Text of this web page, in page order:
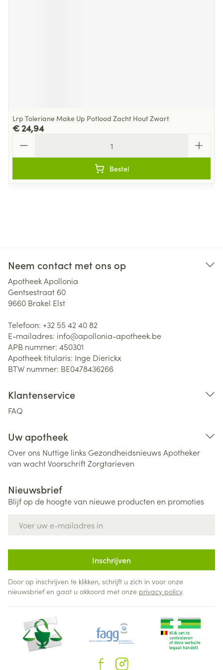
Lrp Toleriane Make Up Potlood Zacht Hout Zwart
€ 24,94
Bestel
Neem contact met ons op
Apotheek Apollonia
Gentsestraat 60
9660 Brakel Elst
Telefoon: +32 55 42 40 82
E-mailadres: info@apollonia-apotheek.be
APB nummer: 450301
Apotheek titularis: Inge Dierickx
BTW nummer: BE0478436266
Klantenservice
FAQ
Uw apotheek
Over ons Nuttige links Gezondheidsnieuws Apotheker
van wachtVoorschriftZorgtarieven
Nieuwsbrief
Blijf op de hoogte van nieuwe producten en promoties
Inschrijven
Door op inschrijven te klikken, schrijft u zich in voor onze
nieuwsbrief en gaat u akkoord met onze privacy policy.